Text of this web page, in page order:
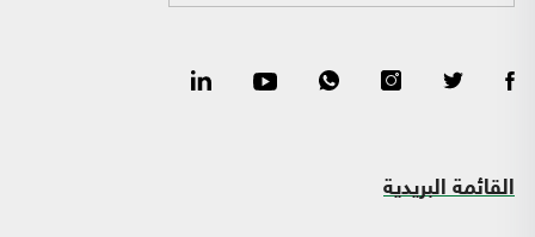
القائمة البريدية